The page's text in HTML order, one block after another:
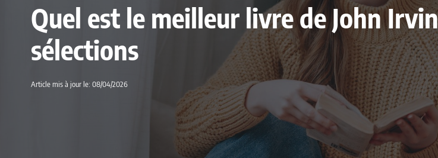
Quel est le meilleur livre de John
sélections
Article mis à jour le: 08/04/2026